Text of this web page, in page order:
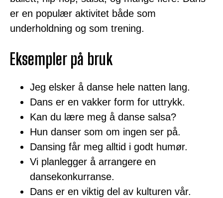
er en populær aktivitet både som
underholdning og som trening.
Eksempler på bruk
Jeg elsker å danse hele natten lang.
Dans er en vakker form for uttrykk.
Kan du lære meg å danse salsa?
Hun danser som om ingen ser på.
Dansing får meg alltid i godt humør.
Vi planlegger å arrangere en
dansekonkurranse.
Dans er en viktig del av kulturen vår.